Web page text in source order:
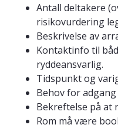
Antall deltakere
risikovurdering
Beskrivelse av
Kontaktinfo til
ryddeansvarlig.
Tidspunkt og
Behov for
Bekreftelse på
Rom må være